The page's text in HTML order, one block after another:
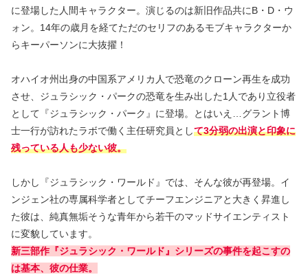
に登場した人間キャラクター。演じるのは新旧作品共にB・D・ウ
ォン。14年の歳月を経てただのセリフのあるモブキャラクターか
らキーパーソンに大抜擢！
オハイオ州出身の中国系アメリカ人で恐竜のクローン再生を成功
させ、ジュラシック・パークの恐竜を生み出した1人であり立役者
として『ジュラシック・パーク』に登場。とはいえ…グラント博
士一行が訪れたラボで働く主任研究員として3分弱の出演と印象に
残っている人も少ない彼。
しかし『ジュラシック・ワールド』では、そんな彼が再登場。イ
ンジェン社の専属科学者としてチーフエンジニアと大きく昇進し
た彼は、純真無垢そうな青年から若干のマッドサイエンティスト
に変貌しています。
新三部作『ジュラシック・ワールド』シリーズの事件を起こすの
は基本、彼の仕業。